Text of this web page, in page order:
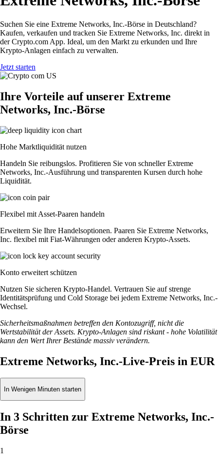
Suchen Sie eine Extreme Networks, Inc.-Börse in Deutschland?
Kaufen, verkaufen und tracken Sie Extreme Networks, Inc. direkt in
der Crypto.com App. Ideal, um den Markt zu erkunden und Ihre
Krypto-Anlagen einfach zu verwalten.
Jetzt starten
Ihre Vorteile auf unserer Extreme
Networks, Inc.-Börse
Hohe Marktliquidität nutzen
Handeln Sie reibungslos. Profitieren Sie von schneller Extreme
Networks, Inc.-Ausführung und transparenten Kursen durch hohe
Liquidität.
Flexibel mit Asset-Paaren handeln
Erweitern Sie Ihre Handelsoptionen. Paaren Sie Extreme Networks,
Inc. flexibel mit Fiat-Währungen oder anderen Krypto-Assets.
Konto erweitert schützen
Nutzen Sie sicheren Krypto-Handel. Vertrauen Sie auf strenge
Identitätsprüfung und Cold Storage bei jedem Extreme Networks, Inc.-
Wechsel.
Sicherheitsmaßnahmen betreffen den Kontozugriff, nicht die
Wertstabilität der Assets. Krypto-Anlagen sind riskant - hohe Volatilität
kann den Wert Ihrer Bestände massiv verändern.
Extreme Networks, Inc.-Live-Preis in EUR
In Wenigen Minuten starten
In 3 Schritten zur Extreme Networks, Inc.-
Börse
1